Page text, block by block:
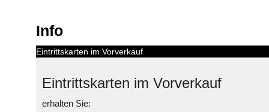
Info
Eintrittskarten im Vorverkauf
Eintrittskarten im Vorverkauf
erhalten Sie: